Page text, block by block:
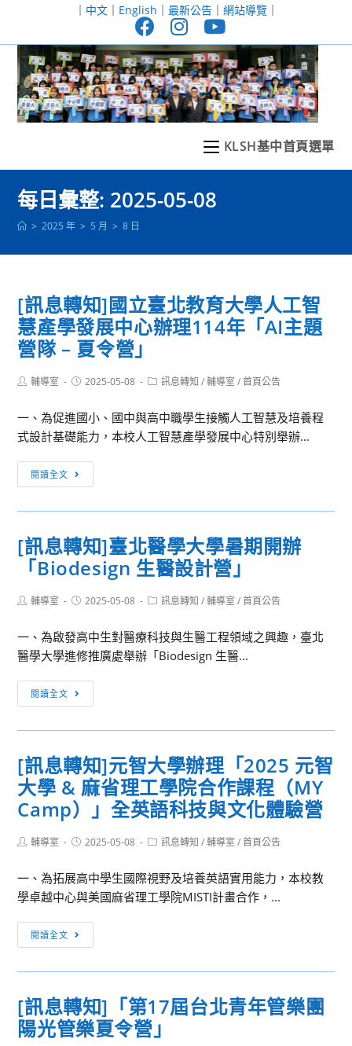
至
｜ 中文｜ English ｜ 最新公告｜ 網站導覽｜
KLSH基中首頁選單
每日彙整: 2025-05-08
> 2025 年 > 5 月 > 8 日
[訊息轉知]國立臺北教育大學人工智
慧產學發展中心辦理114年「AI主題
營隊 – 夏令營」
Post輔導室
Post2025-05-08
Post訊息轉知 / 輔導室 / 首頁公告
一、為促進國小、國中與高中職學生接觸人工智慧及培養程
式設計基礎能力，本校人工智慧產學發展中心特別舉辦...
閱讀全文
息
轉
國
立
北
育
大
學
智
產
學
發
中
辦
理
114
題
營
隊
[訊息轉知]臺北醫學大學暑期開辦
「Biodesign 生醫設計營」
Post輔導室
Post2025-05-08
Post訊息轉知 / 輔導室 / 首頁公告
一、為啟發高中生對醫療科技與生醫工程領域之興趣，臺北
醫學大學進修推廣處舉辦「Biodesign 生醫...
閱讀全文
息
轉
臺
北
醫
學
大
暑
期
生
設
計
[訊息轉知]元智大學辦理「2025 元智
大學 & 麻省理工學院合作課程（MY
Camp）」全英語科技與文化體驗營
Post輔導室
Post2025-05-08
Post訊息轉知 / 輔導室 / 首頁公告
一、為拓展高中學生國際視野及培養英語實用能力，本校教
學卓越中心與美國麻省理工學院MISTI計畫合作，...
閱讀全文
息
轉
元
智
[訊息轉知]「第17屆台北青年管樂團
陽光管樂夏令營」